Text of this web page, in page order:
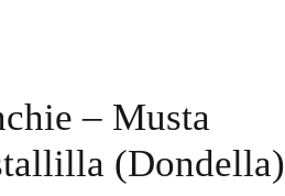
– Musta
(Dondella)